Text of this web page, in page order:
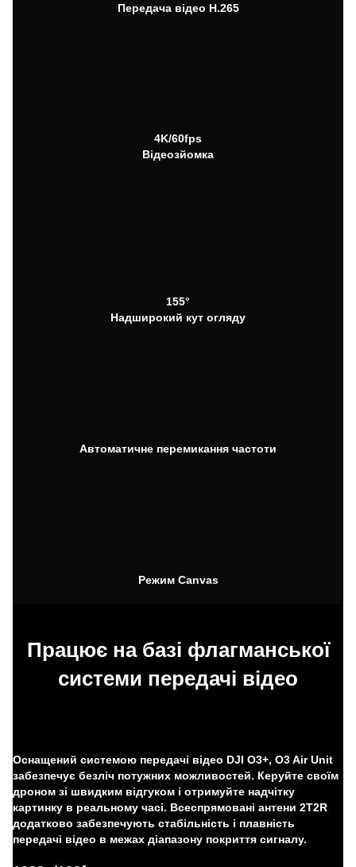
Передача відео H.265
4K/60fps
Відеозйомка
155°
Надширокий кут огляду
Автоматичне перемикання частоти
Режим Canvas
Працює на базі флагманської
системи передачі відео
Оснащений системою передачі відео DJI O3+, O3 Air Unit
забезпечує безліч потужних можливостей. Керуйте своїм
дроном зі швидким відгуком і отримуйте надчітку
картинку в реальному часі. Всеспрямовані антени 2T2R
додатково забезпечують стабільність і плавність
передачі відео в межах діапазону покриття сигналу.